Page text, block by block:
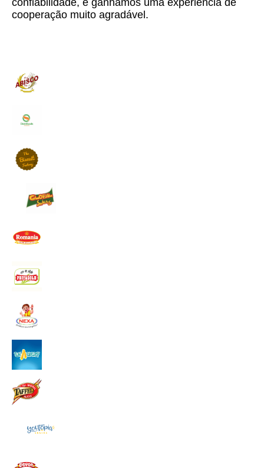
confiabilidade, e ganhamos uma experiência de
cooperação muito agradável.